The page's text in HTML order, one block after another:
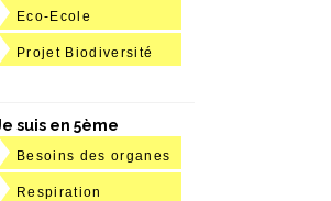
Eco-Ecole
Projet Biodiversité
suis en 5ème
Besoins des organes
Respiration